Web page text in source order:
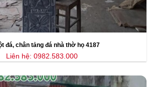
đá, chân tảng đá nhà thờ họ 4187
Liên hệ: 0982.583.000